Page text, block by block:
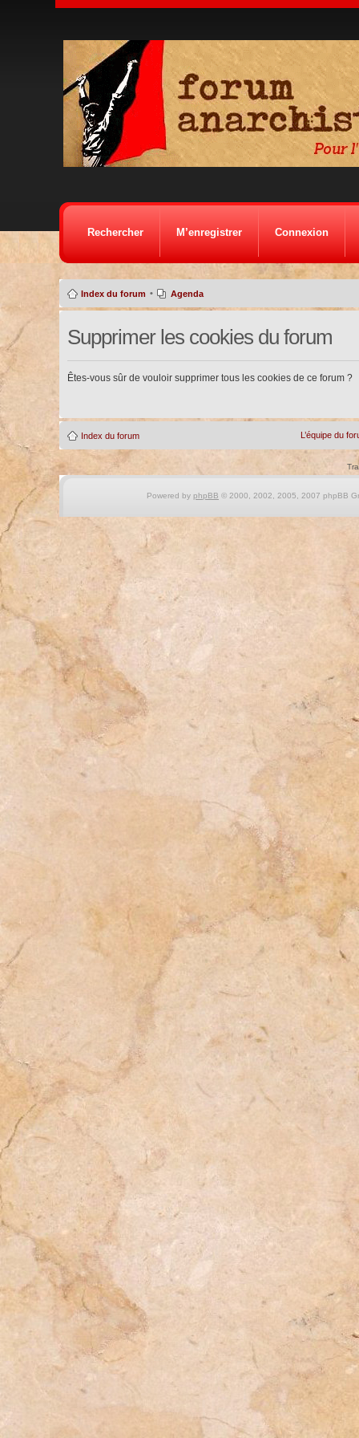
Rechercher M’enregistrer Connexion
Index du forum • Agenda
Supprimer les cookies du forum
Êtes-vous sûr de vouloir supprimer tous les cookies de ce forum ?
Index du forum L’équipe du
Powered by phpBB © 2000, 2002, 2005, 2007 phpBB